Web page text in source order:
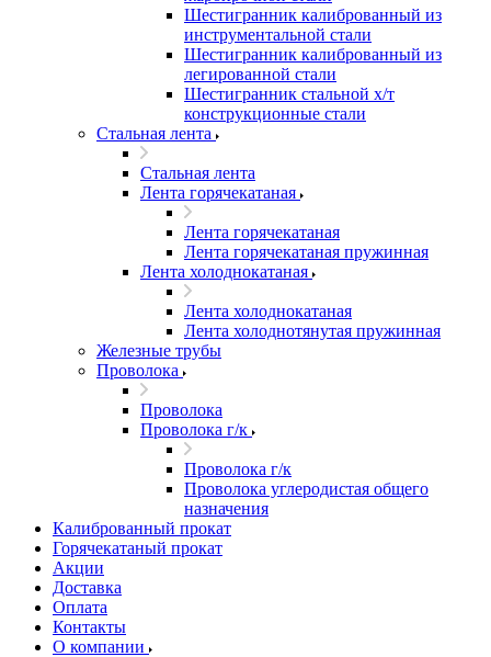
Шестигранник калиброванный из
инструментальной стали
Шестигранник калиброванный из
легированной стали
Шестигранник стальной х/т
конструкционные стали
Стальная лента
Стальная лента
Лента горячекатаная
Лента горячекатаная
Лента горячекатаная пружинная
Лента холоднокатаная
Лента холоднокатаная
Лента холоднотянутая пружинная
Железные трубы
Проволока
Проволока
Проволока г/к
Проволока г/к
Проволока углеродистая общего
назначения
Калиброванный прокат
Горячекатаный прокат
Акции
Доставка
Оплата
Контакты
О компании